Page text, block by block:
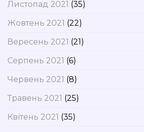
Листопад 2021 (35)
Жовтень 2021 (22)
Вересень 2021 (21)
Серпень 2021 (6)
Червень 2021 (8)
Травень 2021 (25)
Квітень 2021 (35)